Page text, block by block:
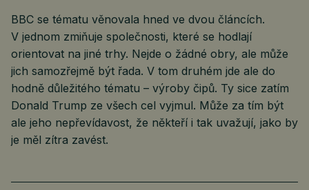
BBC se tématu věnovala hned ve dvou článcích.
V jednom zmiňuje společnosti, které se hodlají
orientovat na jiné trhy. Nejde o žádné obry, ale může
jich samozřejmě být řada. V tom druhém jde ale do
hodně důležitého tématu – výroby čipů. Ty sice zatím
Donald Trump ze všech cel vyjmul. Může za tím být
ale jeho nepřevídavost, že někteří i tak uvažují, jako by
je měl zítra zavést.